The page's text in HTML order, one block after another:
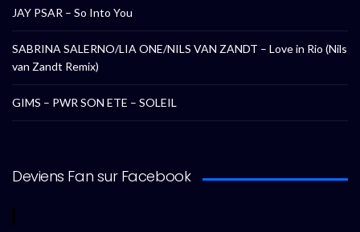
JAY PSAR – So Into You
SABRINA SALERNO/LIA ONE/NILS VAN ZANDT – Love in Rio (Nils
van Zandt Remix)
GIMS – PWR SON ETE – SOLEIL
Deviens Fan sur Facebook